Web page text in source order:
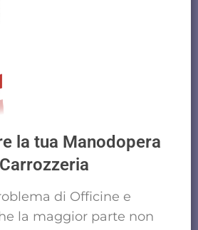
la tua Manodopera
di Officine e
la maggior parte non